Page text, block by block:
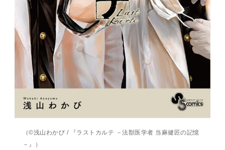
（©️浅山わかび / 『ラストカルテ －法獣医学者 当麻健匠の記憶
－』）